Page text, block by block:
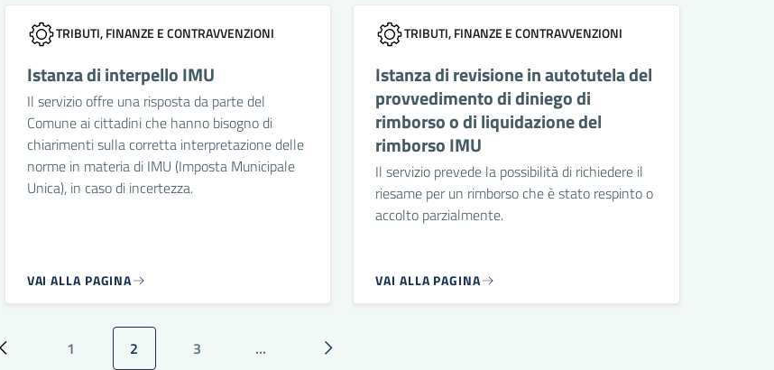
TRIBUTI, FINANZE E CONTRAVVENZIONI
Istanza di interpello IMU
Il servizio offre una risposta da parte del
Comune ai cittadini che hanno bisogno di
chiarimenti sulla corretta interpretazione delle
norme in materia di IMU (Imposta Municipale
Unica), in caso di incertezza.
VAI ALLA PAGINA
TRIBUTI, FINANZE E CONTRAVVENZIONI
Istanza di revisione in autotutela del
provvedimento di diniego di
rimborso o di liquidazione del
rimborso IMU
Il servizio prevede la possibilità di richiedere il
riesame per un rimborso che è stato respinto o
accolto parzialmente.
VAI ALLA PAGINA
Pagina precedente
Pagina
1 Pagina attuale
2 Pagina
3 … Pagina successiva